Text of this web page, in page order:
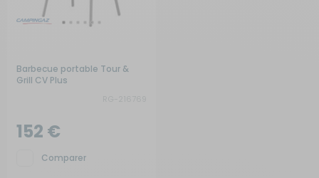
Barbecue portable Tour &
Grill CV Plus
152 €
Comparer